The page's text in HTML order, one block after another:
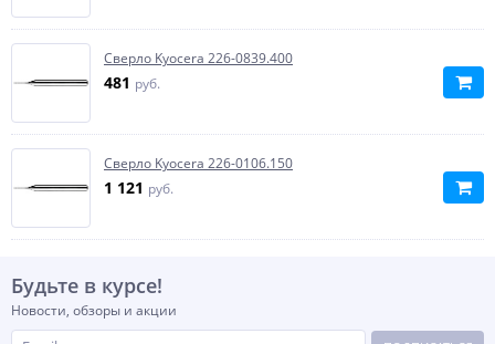
Сверло Kyocera 226-0839.400
481 руб.
Сверло Kyocera 226-0106.150
1 121 руб.
Будьте в курсе!
Новости, обзоры и акции